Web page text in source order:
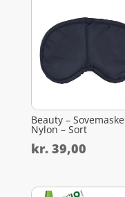
Beauty – Sovemaske
Nylon – Sort
kr.39,00